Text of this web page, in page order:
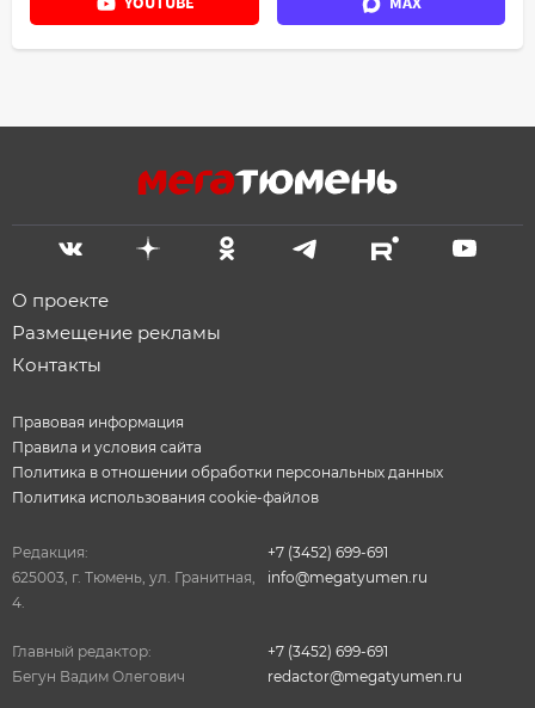
О проекте
Размещение рекламы
Контакты
Правовая информация
Правила и условия сайта
Политика в отношении обработки персональных данных
Политика использования cookie-файлов
Редакция:
625003, г. Тюмень, ул. Гранитная,
4.
+7 (3452) 699-691
info@megatyumen.ru
Главный редактор:
Бегун Вадим Олегович
+7 (3452) 699-691
redactor@megatyumen.ru